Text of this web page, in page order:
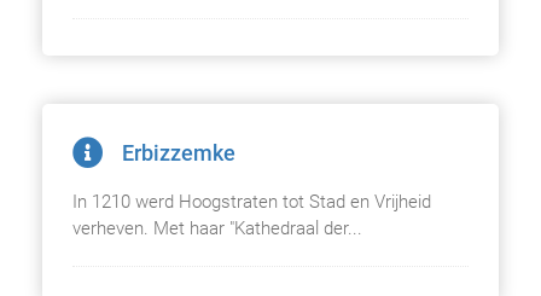
Erbizzemke
In 1210 werd Hoogstraten tot Stad en Vrijheid
verheven. Met haar "Kathedraal der...